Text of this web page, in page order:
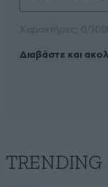
Διαβάστε και
TRENDING